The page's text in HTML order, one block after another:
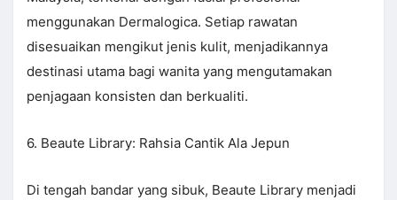
menggunakan Dermalogica. Setiap rawatan
disesuaikan mengikut jenis kulit, menjadikannya
destinasi utama bagi wanita yang mengutamakan
penjagaan konsisten dan berkualiti.
6. Beaute Library: Rahsia Cantik Ala Jepun
Di tengah bandar yang sibuk, Beaute Library menjadi